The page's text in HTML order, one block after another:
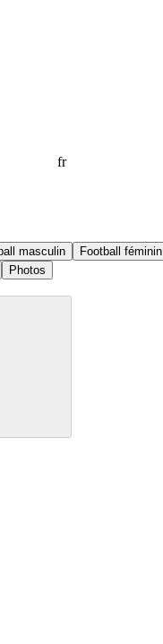
fr
masculin Football féminin
Photos